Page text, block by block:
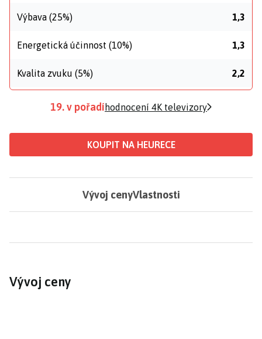
Výbava (25%) 1,3
Energetická účinnost (10%) 1,3
Kvalita zvuku (5%) 2,2
19. v pořadí hodnocení 4K televizory
KOUPIT NA HEURECE
Vývoj cenyVlastnosti
Vývoj ceny